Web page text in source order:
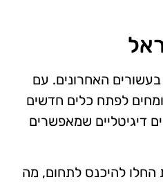
האחרונים. עם
לפתח כלים חדשים
דיגיטליים שמאפשרים
החלו להיכנס לתחום, מה